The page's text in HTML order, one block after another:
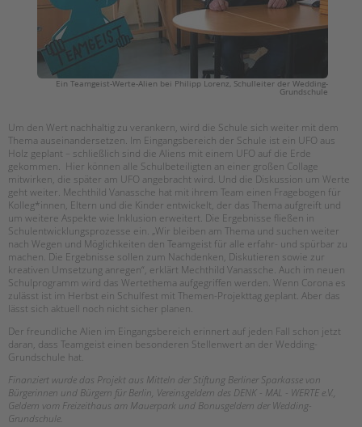
Ein Teamgeist-Werte-Alien bei Philipp Lorenz, Schulleiter der Wedding-
Grundschule
Um den Wert nachhaltig zu verankern, wird die Schule sich weiter mit dem
Thema auseinandersetzen. Im Eingangsbereich der Schule ist ein UFO aus
Holz geplant – schließlich sind die Aliens mit einem UFO auf die Erde
gekommen. Hier können alle Schulbeteiligten an einer großen Collage
mitwirken, die später am UFO angebracht wird. Und die Diskussion um Werte
geht weiter. Mechthild Vanassche hat mit ihrem Team einen Fragebogen für
Kolleg*innen, Eltern und die Kinder entwickelt, der das Thema aufgreift und
um weitere Aspekte wie Inklusion erweitert. Die Ergebnisse fließen in
Schulentwicklungsprozesse ein. „Wir bleiben am Thema und suchen weiter
nach Wegen und Möglichkeiten den Teamgeist für alle erfahr- und spürbar zu
machen. Die Ergebnisse sollen zum Nachdenken, Diskutieren sowie zur
kreativen Umsetzung anregen“, erklärt Mechthild Vanassche. Auch im neuen
Schulprogramm wird das Wertethema aufgegriffen werden. Wenn Corona es
zulässt ist im Herbst ein Schulfest mit Themen-Projekttag geplant. Aber das
lässt sich aktuell noch nicht sicher planen.
Der freundliche Alien im Eingangsbereich erinnert auf jeden Fall schon jetzt
daran, dass Teamgeist einen besonderen Stellenwert an der Wedding-
Grundschule hat.
Finanziert wurde das Projekt aus Mitteln der Stiftung Berliner Sparkasse von
Bürgerinnen und Bürgern für Berlin, Vereinsgeldern des DENK - MAL - WERTE e.V.,
Geldern vom Freizeithaus am Mauerpark und Bonusgeldern der Wedding-
Grundschule.